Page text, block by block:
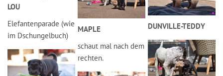
LOU
Elefantenparade (wie
im Dschungelbuch)
MAPLE
schaut mal nach dem
rechten.
DUNVILLE-TEDDY